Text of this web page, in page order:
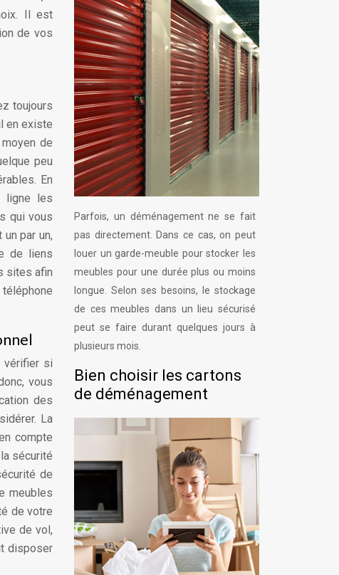
Il est
de vos
toujours
en existe
de
peu
En
ligne les
qui vous
par un,
de liens
sites afin
vérifier si
vous
des
La
compte
sécurité
de
meubles
de votre
de vol,
disposer
Parfois, un déménagement ne se fait
pas directement. Dans ce cas, on peut
louer un garde-meuble pour stocker les
meubles pour une durée plus ou moins
longue. Selon ses besoins, le stockage
de ces meubles dans un lieu sécurisé
peut se faire durant quelques jours à
plusieurs mois.
Bien choisir les cartons
de déménagement